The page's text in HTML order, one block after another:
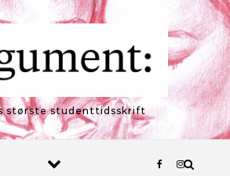
største studenttidsskrift